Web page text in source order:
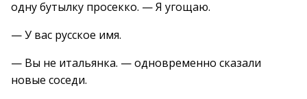
одну бутылку просекко. — Я угощаю.
— У вас русское имя.
— Вы не итальянка. — одновременно сказали
новые соседи.